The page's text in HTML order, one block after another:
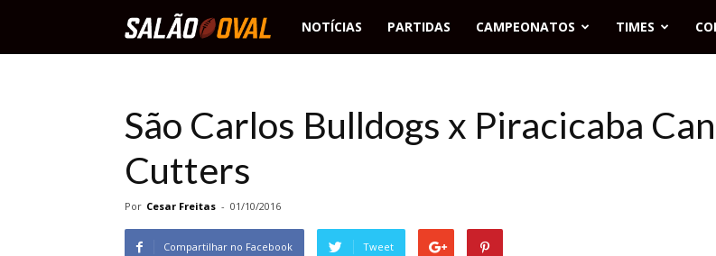
Salão
NOTÍCIAS PARTIDAS CAMPEONATOS TIMES
São Carlos Bulldogs x Piracicaba
Cutters
Por Cesar Freitas - 01/10/2016
Compartilhar no Facebook Tweet